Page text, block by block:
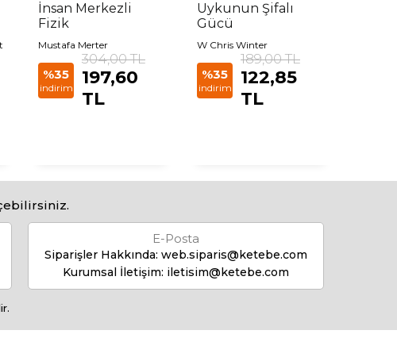
İnsan Merkezli
Fizik
Mustafa Merter
%35
indirim
304,00 TL
197,60
TL
Uykunun Şifalı
Gücü
W Chris Winter
%35
indirim
189,00 TL
122,85
TL
E-Posta
Siparişler Hakkında: web.siparis@ketebe.com
Kurumsal İletişim: iletisim@ketebe.com